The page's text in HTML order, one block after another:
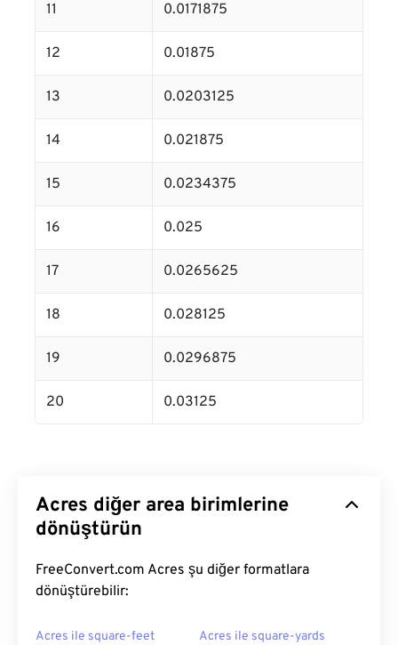
11 0.0171875
12 0.01875
13 0.0203125
14 0.021875
15 0.0234375
16 0.025
17 0.0265625
18 0.028125
19 0.0296875
20 0.03125
Acres diğer area birimlerine
dönüştürün
FreeConvert.com Acres şu diğer formatlara
dönüştürebilir:
Acres ile square-feet Acres ile square-yards